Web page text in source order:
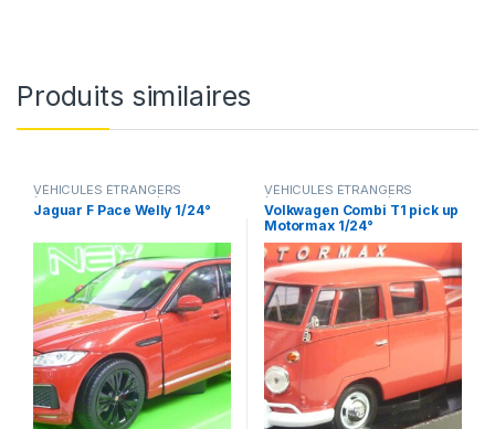
Produits similaires
VÉHICULES ÉTRANGERS
(voitures,camions ...)
Jaguar F Pace Welly 1/24°
VÉHICULES ÉTRANGERS
(voitures,camions ...)
Volkwagen Combi T1 pick up
Motormax 1/24°